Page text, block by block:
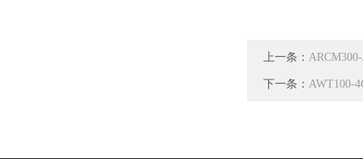
上一条：
下一条： AWT100-